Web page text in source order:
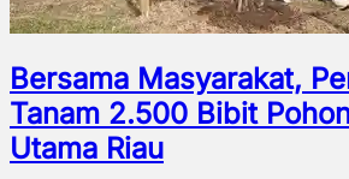
Bersama Masyarakat,
Tanam 2.500 Bibit
Utama Riau